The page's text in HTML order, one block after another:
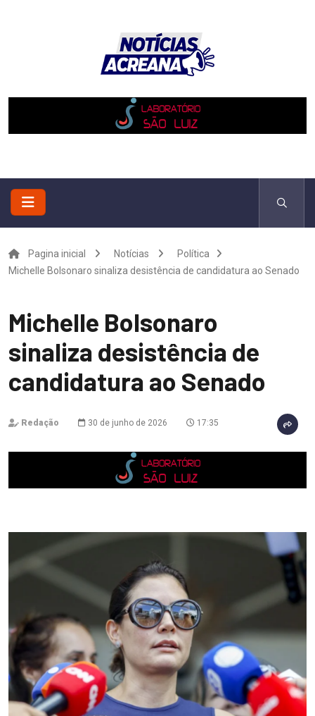
Pagina inicial Notícias
Política
Michelle Bolsonaro sinaliza desistência de candidatura ao Senado
Michelle Bolsonaro
sinaliza desistência de
candidatura ao Senado
Redação 30 de junho de 2026 17:35